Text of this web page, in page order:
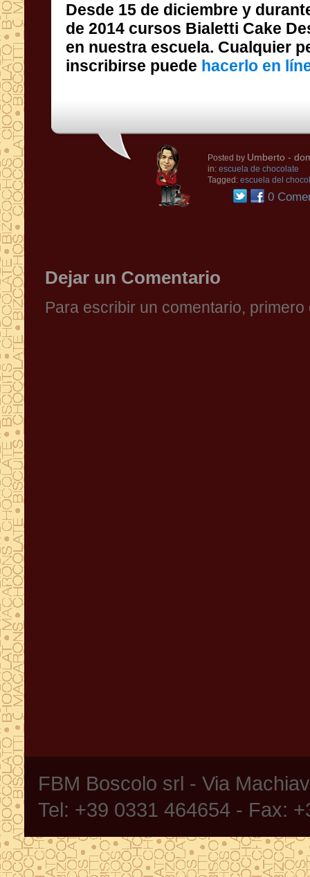
Desde 15 de diciembre y
de 2014 cursos Bialetti Cake
en nuestra escuela. Cualquier
inscribirse puede hacerlo en
Posted by Umberto -
in: escuela de chocolate
Tagged: escuela del
0
Dejar un Comentario
Para escribir un comentario,
FBM Boscolo srl - Via
Tel: +39 0331 464654 - Fax: